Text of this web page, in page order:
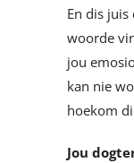
En dis
woorde
jou
kan nie
hoekom
Jou